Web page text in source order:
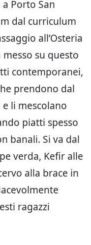
a Porto San
dal curriculum
all’Osteria
su questo
contemporanei,
prendono dal
li mescolano
piatti spesso
banali. Si va dal
verda, Kefir alle
alla brace in
ragazzi